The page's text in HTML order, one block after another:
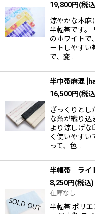
19,800円(税
涼やかな本麻
半幅帯です。
のホワイトで
ートしやすい
で、変…
半巾帯麻混
16,500円(税
ざっくりとし
な糸が織り込
より涼しげな
く使いやすい
って、色…
半幅帯 ライ
8,250円(税込)
在庫なし
半幅帯 ポリ